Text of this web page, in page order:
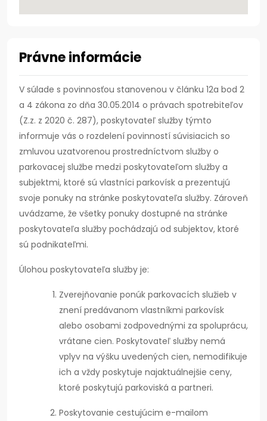
Právne informácie
V súlade s povinnosťou stanovenou v článku 12a bod 2
a 4 zákona zo dňa 30.05.2014 o právach spotrebiteľov
(Z.z. z 2020 č. 287), poskytovateľ služby týmto
informuje vás o rozdelení povinností súvisiacich so
zmluvou uzatvorenou prostredníctvom služby o
parkovacej službe medzi poskytovateľom služby a
subjektmi, ktoré sú vlastníci parkovísk a prezentujú
svoje ponuky na stránke poskytovateľa služby. Zároveň
uvádzame, že všetky ponuky dostupné na stránke
poskytovateľa služby pochádzajú od subjektov, ktoré
sú podnikateľmi.
Úlohou poskytovateľa služby je:
Zverejňovanie ponúk parkovacích služieb v
znení predávanom vlastníkmi parkovísk
alebo osobami zodpovednými za spoluprácu,
vrátane cien. Poskytovateľ služby nemá
vplyv na výšku uvedených cien, nemodifikuje
ich a vždy poskytuje najaktuálnejšie ceny,
ktoré poskytujú parkoviská a partneri.
Poskytovanie cestujúcim e-mailom